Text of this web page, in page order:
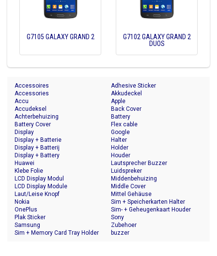
G7105 GALAXY GRAND 2
G7102 GALAXY GRAND 2
DUOS
Accessoires
Accessories
Accu
Accudeksel
Achterbehuizing
Adhesive Sticker
Akkudeckel
Apple
Back Cover
Battery
Battery Cover
Display
Display + Batterie
Display + Batterij
Display + Battery
Flex cable
Google
Halter
Holder
Houder
Huawei
Klebe Folie
LCD Display Modul
LCD Display Module
Laut/Leise Knopf
Lautsprecher Buzzer
Luidspreker
Middenbehuizing
Middle Cover
Mittel Gehäuse
Nokia
OnePlus
Plak Sticker
Samsung
Sim + Memory Card Tray Holder
Sim + Speicherkarten Halter
Sim- + Geheugenkaart Houder
Sony
Zubehoer
buzzer